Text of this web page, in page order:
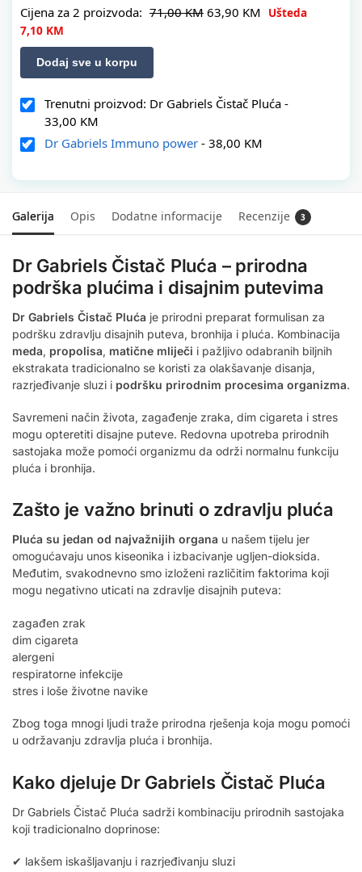
Cijena za 2 proizvoda: 71,00KM 63,90 KM Ušteda
7,10 KM
Dodaj sve u korpu
Trenutni proizvod: Dr Gabriels Čistač Pluća -
33,00 KM
Dr Gabriels Immuno power - 38,00 KM
Galerija Opis Dodatne informacije Recenzije 3
Dr Gabriels Čistač Pluća – prirodna
podrška plućima i disajnim putevima
Dr Gabriels Čistač Pluća je prirodni preparat formulisan za
podršku zdravlju disajnih puteva, bronhija i pluća. Kombinacija
meda, propolisa, matične mliječi i pažljivo odabranih biljnih
ekstrakata tradicionalno se koristi za olakšavanje disanja,
razrjeđivanje sluzi i podršku prirodnim procesima organizma.
Savremeni način života, zagađenje zraka, dim cigareta i stres
mogu opteretiti disajne puteve. Redovna upotreba prirodnih
sastojaka može pomoći organizmu da održi normalnu funkciju
pluća i bronhija.
Zašto je važno brinuti o zdravlju pluća
Pluća su jedan od najvažnijih organa u našem tijelu jer
omogućavaju unos kiseonika i izbacivanje ugljen-dioksida.
Međutim, svakodnevno smo izloženi različitim faktorima koji
mogu negativno uticati na zdravlje disajnih puteva:
zagađen zrak
dim cigareta
alergeni
respiratorne infekcije
stres i loše životne navike
Zbog toga mnogi ljudi traže prirodna rješenja koja mogu pomoći
u održavanju zdravlja pluća i bronhija.
Kako djeluje Dr Gabriels Čistač Pluća
Dr Gabriels Čistač Pluća sadrži kombinaciju prirodnih sastojaka
koji tradicionalno doprinose:
✔ lakšem iskašljavanju i razrjeđivanju sluzi